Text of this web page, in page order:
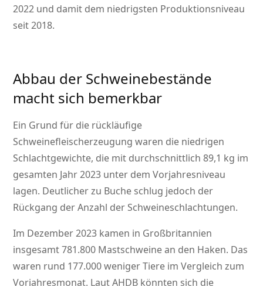
2022 und damit dem niedrigsten Produktionsniveau
seit 2018.
Abbau der Schweinebestände
macht sich bemerkbar
Ein Grund für die rückläufige
Schweinefleischerzeugung waren die niedrigen
Schlachtgewichte, die mit durchschnittlich 89,1 kg im
gesamten Jahr 2023 unter dem Vorjahresniveau
lagen. Deutlicher zu Buche schlug jedoch der
Rückgang der Anzahl der Schweineschlachtungen.
Im Dezember 2023 kamen in Großbritannien
insgesamt 781.800 Mastschweine an den Haken. Das
waren rund 177.000 weniger Tiere im Vergleich zum
Vorjahresmonat. Laut AHDB könnten sich die